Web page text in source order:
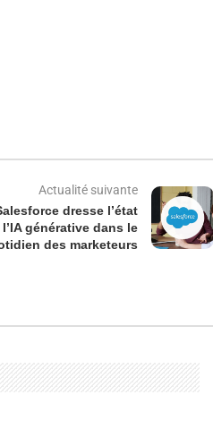
Actualité suivante
dresse l’état
générative dans le
des marketeurs